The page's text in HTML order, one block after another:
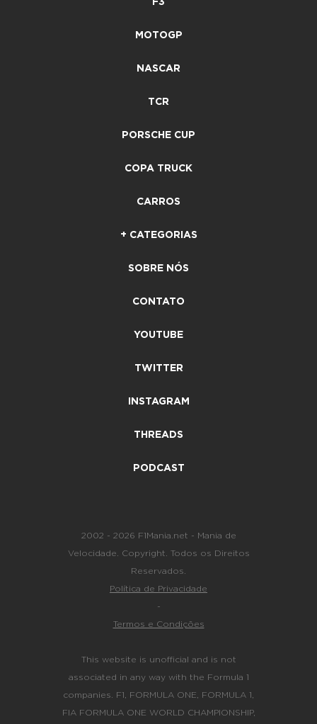
MOTOGP
NASCAR
TCR
PORSCHE CUP
COPA TRUCK
CARROS
+ CATEGORIAS
SOBRE NÓS
CONTATO
YOUTUBE
TWITTER
INSTAGRAM
THREADS
PODCAST
2002 - 2026 F1Mania.net - Mania de
Velocidade. Copyright. Todos os Direitos
Reservados.
Política de Privacidade
-
Termos e Condições
This website is unofficial and is not
associated in any way with the Formula 1
companies. F1, FORMULA ONE, FORMULA 1,
FIA FORMULA ONE WORLD CHAMPIONSHIP,